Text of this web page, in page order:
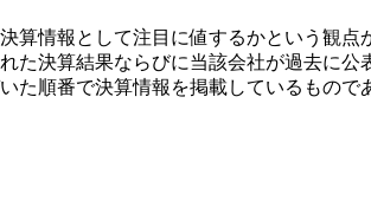
算情報として注目に値するかという観
た決算結果ならびに当該会社が過去に
た順番で決算情報を掲載しているもの